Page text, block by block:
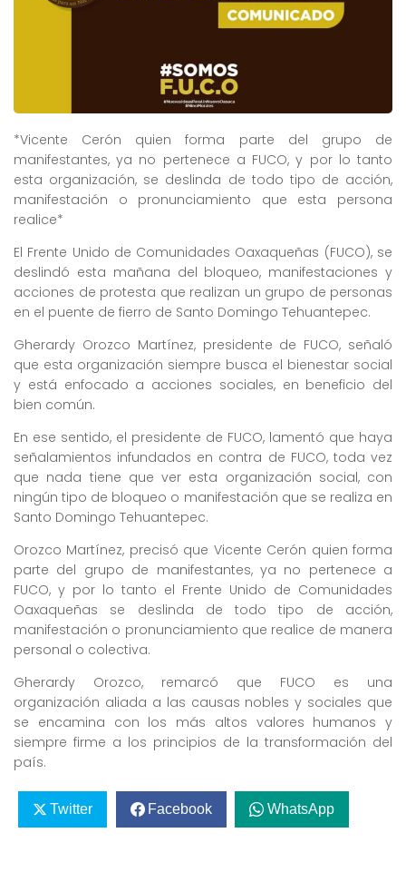
*Vicente Cerón quien forma parte del grupo de
manifestantes, ya no pertenece a FUCO, y por lo tanto
esta organización, se deslinda de todo tipo de acción,
manifestación o pronunciamiento que esta persona
realice*
El Frente Unido de Comunidades Oaxaqueñas (FUCO), se
deslindó esta mañana del bloqueo, manifestaciones y
acciones de protesta que realizan un grupo de personas
en el puente de fierro de Santo Domingo Tehuantepec.
Gherardy Orozco Martínez, presidente de FUCO, señaló
que esta organización siempre busca el bienestar social
y está enfocado a acciones sociales, en beneficio del
bien común.
En ese sentido, el presidente de FUCO, lamentó que haya
señalamientos infundados en contra de FUCO, toda vez
que nada tiene que ver esta organización social, con
ningún tipo de bloqueo o manifestación que se realiza en
Santo Domingo Tehuantepec.
Orozco Martínez, precisó que Vicente Cerón quien forma
parte del grupo de manifestantes, ya no pertenece a
FUCO, y por lo tanto el Frente Unido de Comunidades
Oaxaqueñas se deslinda de todo tipo de acción,
manifestación o pronunciamiento que realice de manera
personal o colectiva.
Gherardy Orozco, remarcó que FUCO es una
organización aliada a las causas nobles y sociales que
se encamina con los más altos valores humanos y
siempre firme a los principios de la transformación del
país.
Twitter Facebook WhatsApp